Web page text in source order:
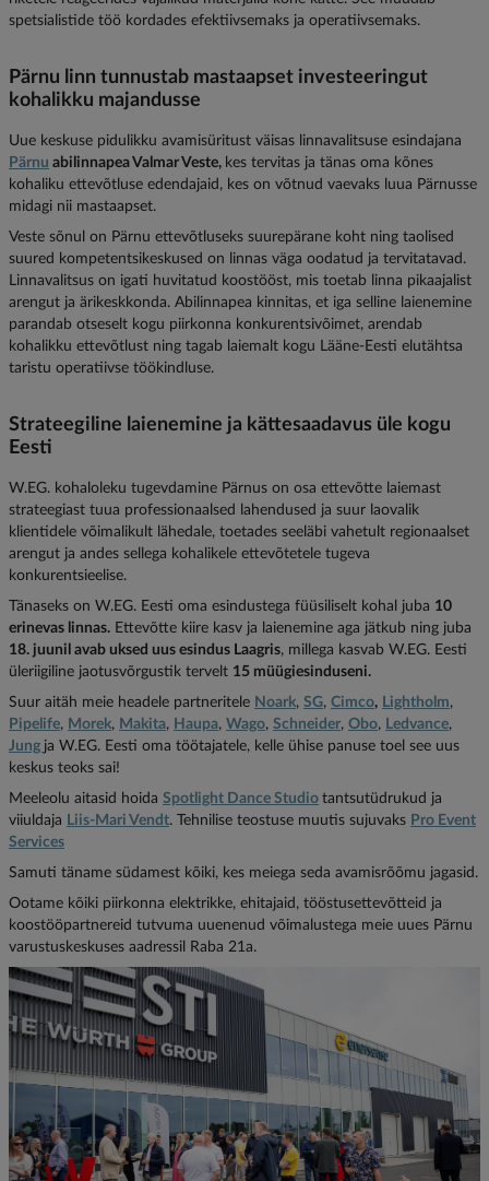
spetsialistide töö kordades efektiivsemaks ja operatiivsemaks.
Pärnu linn tunnustab mastaapset investeeringut
kohalikku majandusse
Uue keskuse pidulikku avamisüritust väisas linnavalitsuse esindajana
Pärnu abilinnapea Valmar Veste, kes tervitas ja tänas oma kõnes
kohaliku ettevõtluse edendajaid, kes on võtnud vaevaks luua Pärnusse
midagi nii mastaapset.
Veste sõnul on Pärnu ettevõtluseks suurepärane koht ning taolised
suured kompetentsikeskused on linnas väga oodatud ja tervitatavad.
Linnavalitsus on igati huvitatud koostööst, mis toetab linna pikaajalist
arengut ja ärikeskkonda. Abilinnapea kinnitas, et iga selline laienemine
parandab otseselt kogu piirkonna konkurentsivõimet, arendab
kohalikku ettevõtlust ning tagab laiemalt kogu Lääne-Eesti elutähtsa
taristu operatiivse töökindluse.
Strateegiline laienemine ja kättesaadavus üle kogu
Eesti
W.EG. kohaloleku tugevdamine Pärnus on osa ettevõtte laiemast
strateegiast tuua professionaalsed lahendused ja suur laovalik
klientidele võimalikult lähedale, toetades seeläbi vahetult regionaalset
arengut ja andes sellega kohalikele ettevõtetele tugeva
konkurentsieelise.
Tänaseks on W.EG. Eesti oma esindustega füüsiliselt kohal juba 10
erinevas linnas. Ettevõtte kiire kasv ja laienemine aga jätkub ning juba
18. juunil avab uksed uus esindus Laagris, millega kasvab W.EG. Eesti
üleriigiline jaotusvõrgustik tervelt 15 müügiesinduseni.
Suur aitäh meie headele partneritele Noark, SG, Cimco, Lightholm,
Pipelife, Morek, Makita, Haupa, Wago, Schneider, Obo, Ledvance,
Jung ja W.EG. Eesti oma töötajatele, kelle ühise panuse toel see uus
keskus teoks sai!
Meeleolu aitasid hoida Spotlight Dance Studio tantsutüdrukud ja
viiuldaja Liis-Mari Vendt. Tehnilise teostuse muutis sujuvaks Pro Event
Services
Samuti täname südamest kõiki, kes meiega seda avamisrõõmu jagasid.
Ootame kõiki piirkonna elektrikke, ehitajaid, tööstusettevõtteid ja
koostööpartnereid tutvuma uuenenud võimalustega meie uues Pärnu
varustuskeskuses aadressil Raba 21a.